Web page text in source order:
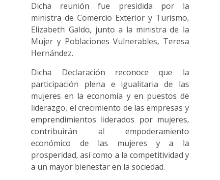
Dicha reunión fue presidida por la
ministra de Comercio Exterior y Turismo,
Elizabeth Galdo, junto a la ministra de la
Mujer y Poblaciones Vulnerables, Teresa
Hernández.
Dicha Declaración reconoce que la
participación plena e igualitaria de las
mujeres en la economía y en puestos de
liderazgo, el crecimiento de las empresas y
emprendimientos liderados por mujeres,
contribuirán al empoderamiento
económico de las mujeres y a la
prosperidad, así como a la competitividad y
a un mayor bienestar en la sociedad.